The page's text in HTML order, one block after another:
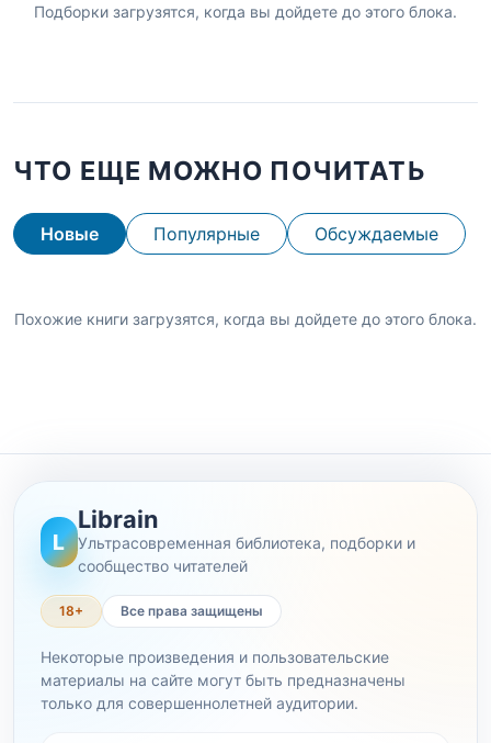
Подборки загрузятся, когда вы дойдете до этого блока.
ЧТО ЕЩЕ МОЖНО ПОЧИТАТЬ
Новые Популярные Обсуждаемые
Похожие книги загрузятся, когда вы дойдете до этого блока.
L
Librain
Ультрасовременная библиотека, подборки и
сообщество читателей
18+ Все права защищены
Некоторые произведения и пользовательские
материалы на сайте могут быть предназначены
только для совершеннолетней аудитории.